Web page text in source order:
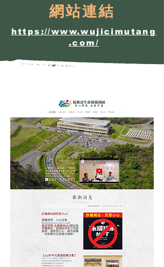
網站連結
https://www.wujicimutang
.com/